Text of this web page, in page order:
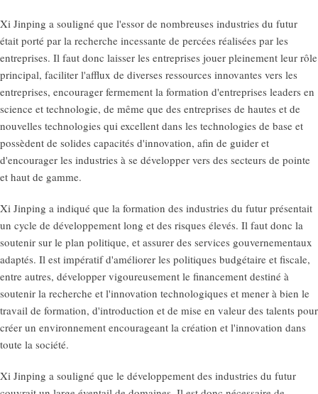
Xi Jinping a souligné que l'essor de nombreuses industries du futur
était porté par la recherche incessante de percées réalisées par les
entreprises. Il faut donc laisser les entreprises jouer pleinement leur rôle
principal, faciliter l'afflux de diverses ressources innovantes vers les
entreprises, encourager fermement la formation d'entreprises leaders en
science et technologie, de même que des entreprises de hautes et de
nouvelles technologies qui excellent dans les technologies de base et
possèdent de solides capacités d'innovation, afin de guider et
d'encourager les industries à se développer vers des secteurs de pointe
et haut de gamme.
Xi Jinping a indiqué que la formation des industries du futur présentait
un cycle de développement long et des risques élevés. Il faut donc la
soutenir sur le plan politique, et assurer des services gouvernementaux
adaptés. Il est impératif d'améliorer les politiques budgétaire et fiscale,
entre autres, développer vigoureusement le financement destiné à
soutenir la recherche et l'innovation technologiques et mener à bien le
travail de formation, d'introduction et de mise en valeur des talents pour
créer un environnement encourageant la création et l'innovation dans
toute la société.
Xi Jinping a souligné que le développement des industries du futur